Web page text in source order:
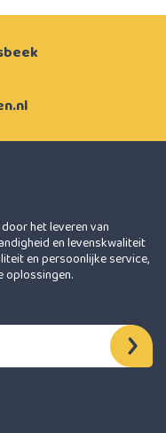
het leveren van
en levenskwaliteit
en persoonlijke service,
oplossingen.